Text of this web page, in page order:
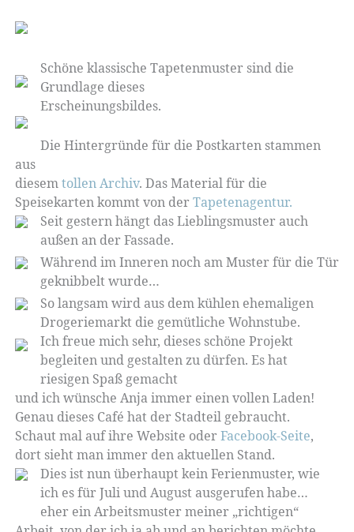
Schöne klassische Tapetenmuster sind die
Grundlage dieses
Erscheinungsbildes.
Die Hintergründe für die Postkarten stammen
aus
diesemtollen Archiv. Das Material für die
Speisekarten kommt von der Tapetenagentur.
Seit gestern hängt das Lieblingsmuster auch
außen an der Fassade.
Während im Inneren noch am Muster für die Tür
geknibbelt wurde…
So langsam wird aus dem kühlen ehemaligen
Drogeriemarkt die gemütliche Wohnstube.
Ich freue mich sehr, dieses schöne Projekt
begleiten und gestalten zu dürfen. Es hat
riesigen Spaß gemacht
und ich wünsche Anja immer einen vollen Laden!
Genau dieses Café hat der Stadteil gebraucht.
Schaut mal auf ihre Website oder Facebook-Seite,
dort sieht man immer den aktuellen Stand.
Dies ist nun überhaupt kein Ferienmuster, wie
ich es für Juli und August ausgerufen habe…
eher ein Arbeitsmuster meiner „richtigen“